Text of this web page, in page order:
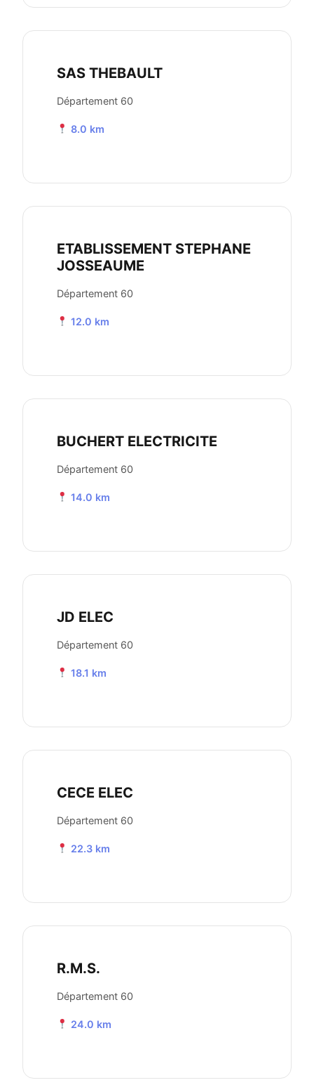
SAS THEBAULT
Département 60
8.0 km
ETABLISSEMENT STEPHANE
JOSSEAUME
Département 60
12.0 km
BUCHERT ELECTRICITE
Département 60
14.0 km
JD ELEC
Département 60
18.1 km
CECE ELEC
Département 60
22.3 km
R.M.S.
Département 60
24.0 km